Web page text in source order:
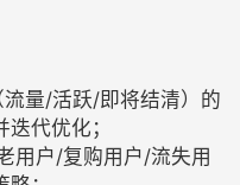
量/活跃/即将结清）的
代优化；
用户/复购用户/流失用